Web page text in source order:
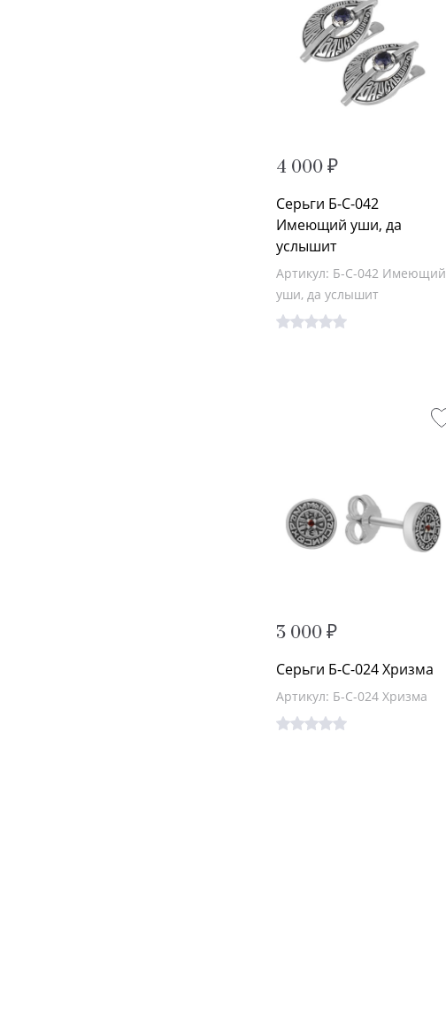
4 000 ₽
Серьги Б-С-042
Имеющий уши, да
услышит
Артикул: Б-С-042 Имеющий
уши, да услышит
3 000 ₽
Серьги Б-С-024 Хризма
Артикул: Б-С-024 Хризма